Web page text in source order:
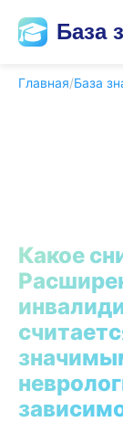
База
Главная/База
Какое